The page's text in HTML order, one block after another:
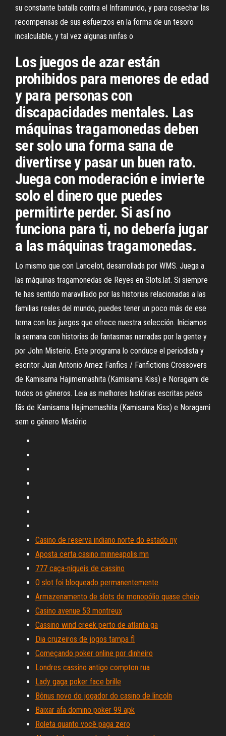
su constante batalla contra el Inframundo, y para cosechar las
recompensas de sus esfuerzos en la forma de un tesoro
incalculable, y tal vez algunas ninfas o
Los juegos de azar están
prohibidos para menores de edad
y para personas con
discapacidades mentales. Las
máquinas tragamonedas deben
ser solo una forma sana de
divertirse y pasar un buen rato.
Juega con moderación e invierte
solo el dinero que puedes
permitirte perder. Si así no
funciona para ti, no debería jugar
a las máquinas tragamonedas.
Lo mismo que con Lancelot, desarrollada por WMS. Juega a
las máquinas tragamonedas de Reyes en Slots.lat. Si siempre
te has sentido maravillado por las historias relacionadas a las
familias reales del mundo, puedes tener un poco más de ese
tema con los juegos que ofrece nuestra selección. Iniciamos
la semana con historias de fantasmas narradas por la gente y
por John Misterio. Este programa lo conduce el periodista y
escritor Juan Antonio Amez Fanfics / Fanfictions Crossovers
de Kamisama Hajimemashita (Kamisama Kiss) e Noragami de
todos os gêneros. Leia as melhores histórias escritas pelos
fãs de Kamisama Hajimemashita (Kamisama Kiss) e Noragami
sem o gênero Mistério
Casino de reserva indiano norte do estado ny
Aposta certa casino minneapolis mn
777 caça-níqueis de cassino
O slot foi bloqueado permanentemente
Armazenamento de slots de monopólio quase cheio
Casino avenue 53 montreux
Cassino wind creek perto de atlanta ga
Dia cruzeiros de jogos tampa fl
Começando poker online por dinheiro
Londres cassino antigo compton rua
Lady gaga poker face brille
Bônus novo do jogador do casino de lincoln
Baixar afa domino poker 99 apk
Roleta quanto você paga zero